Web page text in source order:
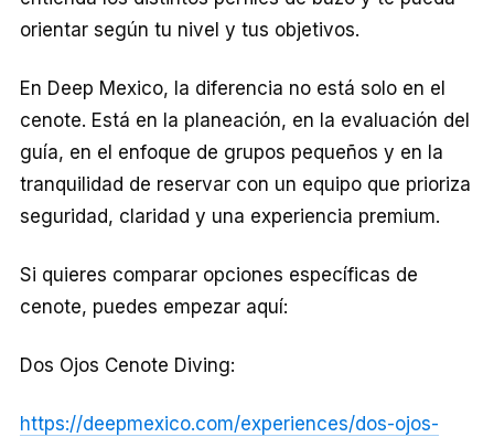
orientar según tu nivel y tus objetivos.
En Deep Mexico, la diferencia no está solo en el
cenote. Está en la planeación, en la evaluación del
guía, en el enfoque de grupos pequeños y en la
tranquilidad de reservar con un equipo que prioriza
seguridad, claridad y una experiencia premium.
Si quieres comparar opciones específicas de
cenote, puedes empezar aquí:
Dos Ojos Cenote Diving:
https://deepmexico.com/experiences/dos-ojos-